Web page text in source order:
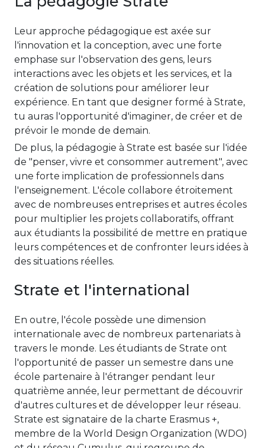
Leur approche pédagogique est axée sur
l'innovation et la conception, avec une forte
emphase sur l'observation des gens, leurs
interactions avec les objets et les services, et la
création de solutions pour améliorer leur
expérience. En tant que designer formé à Strate,
tu auras l'opportunité d'imaginer, de créer et de
prévoir le monde de demain.
De plus, la pédagogie à Strate est basée sur l'idée
de "penser, vivre et consommer autrement", avec
une forte implication de professionnels dans
l'enseignement. L'école collabore étroitement
avec de nombreuses entreprises et autres écoles
pour multiplier les projets collaboratifs, offrant
aux étudiants la possibilité de mettre en pratique
leurs compétences et de confronter leurs idées à
des situations réelles.
Strate et l'international
En outre, l'école possède une dimension
internationale avec de nombreux partenariats à
travers le monde. Les étudiants de Strate ont
l'opportunité de passer un semestre dans une
école partenaire à l'étranger pendant leur
quatrième année, leur permettant de découvrir
d'autres cultures et de développer leur réseau.
Strate est signataire de la charte Erasmus +,
membre de la World Design Organization (WDO)